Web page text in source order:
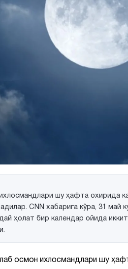
шу ҳафта охирида
CNN хабарига кўра, 31 май
ҳолат бир календар ойида
осмон ихлосмандлари шу